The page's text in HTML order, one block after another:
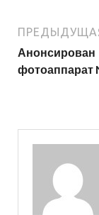
Анонсирован
фотоаппарат